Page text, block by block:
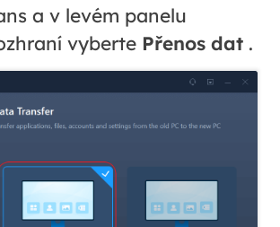
a v levém panelu
vyberte Přenos dat .